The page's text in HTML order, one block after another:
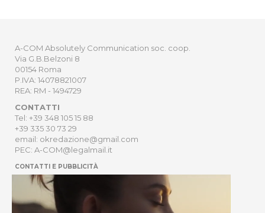
A-COM Absolutely Communication soc. coop.
Via G.B.Belzoni 8
00154 Roma
P.IVA: 14078821007
REA: RM - 1494729
CONTATTI
Tel: +39 348 105 15 88
+39 335 30 73 29
email: okredazione@gmail.com
PEC: A-COM@legalmail.it
CONTATTI E PUBBLICITÀ
HOME
NEWSLETTER
ORDER